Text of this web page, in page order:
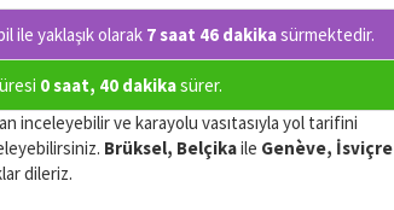
ile yaklaşık olarak 7 saat 46 dakikasürmektedir.
0 saat, 40 dakikasürer.
inceleyebilir ve karayolu vasıtasıyla yol tarifini
Brüksel, Belçikaile Genève, İsviçre
dileriz.